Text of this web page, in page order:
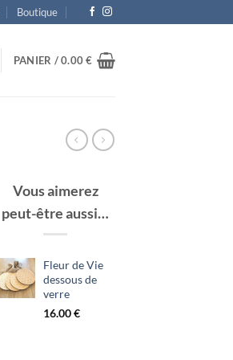
Boutique
PANIER /0.00€
Vous aimerez
peut-être aussi…
Fleur de Vie
dessous de
verre
16.00€